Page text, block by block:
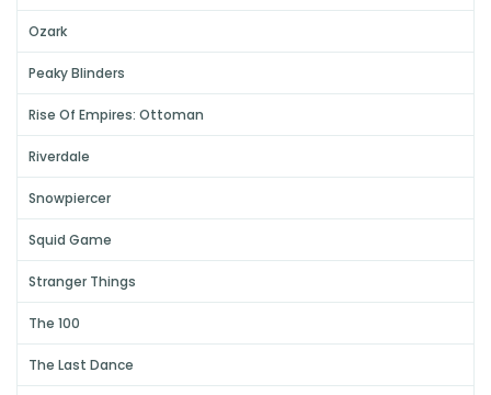
Ozark
Peaky Blinders
Rise Of Empires: Ottoman
Riverdale
Snowpiercer
Squid Game
Stranger Things
The 100
The Last Dance